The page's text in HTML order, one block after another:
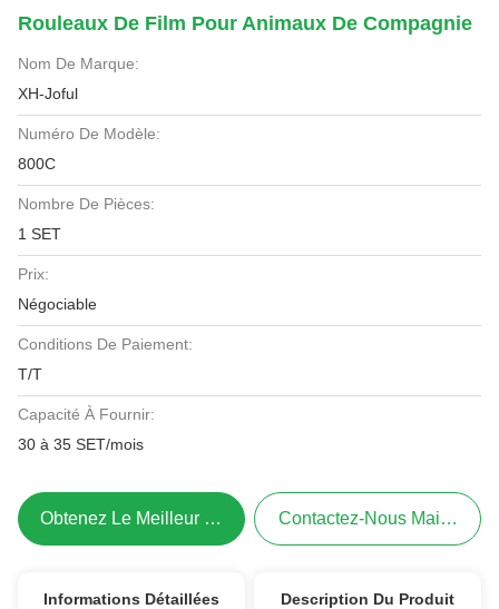
Rouleaux De Film Pour Animaux De Compagnie
Nom De Marque:
XH-Joful
Numéro De Modèle:
800C
Nombre De Pièces:
1 SET
Prix:
Négociable
Conditions De Paiement:
T/T
Capacité À Fournir:
30 à 35 SET/mois
Obtenez Le Meilleur Prix Contactez-Nous Maintenant
Informations Détaillées Description Du Produit